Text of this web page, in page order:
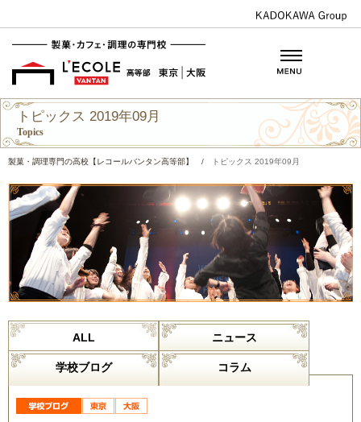
トピックス 2019年09月
Topics
製菓・調理専門の高校【レコールバンタン高等部】 / トピックス 2019年09月
ALL ニュース
学校ブログ コラム